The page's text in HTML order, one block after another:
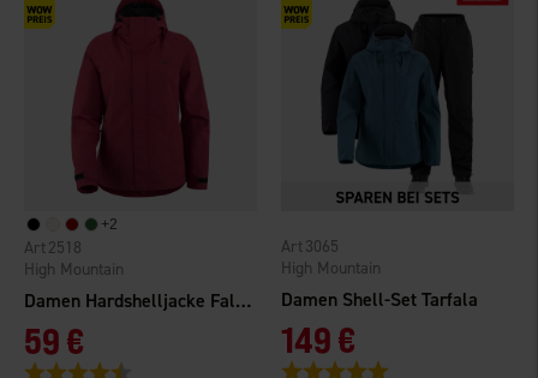
+2
Damen Hardshelljacke Falkenberg 2.0 WP
High Mountain
2518
59 €
Bewertung:
Damen Shell-Set Tarfala
High Mountain
3065
149 €
Bewertung: